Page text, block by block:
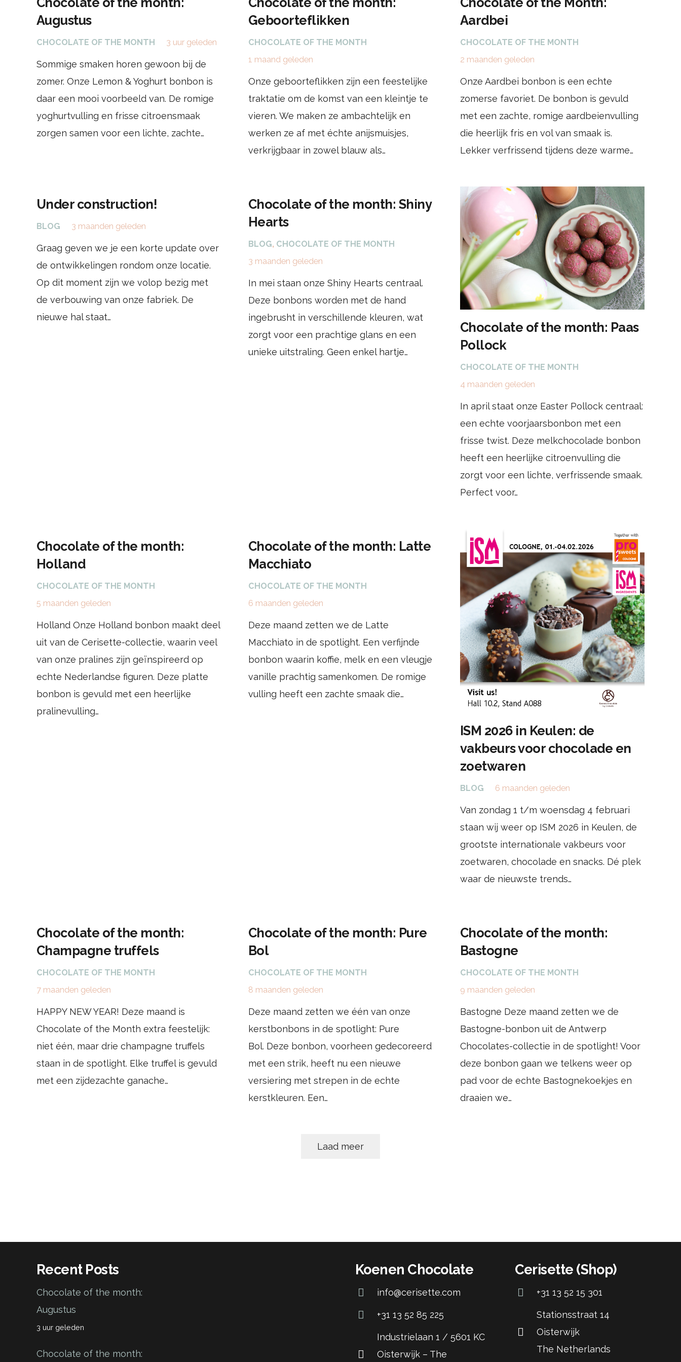
Augustus
CHOCOLATE OF THE MONTH 3 uur geleden
Sommige smaken horen gewoon bij de
zomer. Onze Lemon & Yoghurt bonbon is
daar een mooi voorbeeld van. De romige
yoghurtvulling en frisse citroensmaak
zorgen samen voor een lichte, zachte…
Geboorteflikken
CHOCOLATE OF THE MONTH
1 maand geleden
Onze geboorteflikken zijn een feestelijke
traktatie om de komst van een kleintje te
vieren. We maken ze ambachtelijk en
werken ze af met échte anijsmuisjes,
verkrijgbaar in zowel blauw als…
Aardbei
CHOCOLATE OF THE MONTH
2 maanden geleden
Onze Aardbei bonbon is een echte
zomerse favoriet. De bonbon is gevuld
met een zachte, romige aardbeienvulling
die heerlijk fris en vol van smaak is.
Lekker verfrissend tijdens deze warme…
Under construction!
BLOG 3 maanden geleden
Graag geven we je een korte update over
de ontwikkelingen rondom onze locatie.
Op dit moment zijn we volop bezig met
de verbouwing van onze fabriek. De
nieuwe hal staat…
Chocolate of the month: Shiny
Hearts
BLOG, CHOCOLATE OF THE MONTH
3 maanden geleden
In mei staan onze Shiny Hearts centraal.
Deze bonbons worden met de hand
ingebrusht in verschillende kleuren, wat
zorgt voor een prachtige glans en een
unieke uitstraling. Geen enkel hartje…
Chocolate of the month: Paas
Pollock
CHOCOLATE OF THE MONTH
4 maanden geleden
In april staat onze Easter Pollock centraal:
een echte voorjaarsbonbon met een
frisse twist. Deze melkchocolade bonbon
heeft een heerlijke citroenvulling die
zorgt voor een lichte, verfrissende smaak.
Perfect voor…
Chocolate of the month:
Holland
CHOCOLATE OF THE MONTH
5 maanden geleden
Holland Onze Holland bonbon maakt deel
uit van de Cerisette-collectie, waarin veel
van onze pralines zijn geïnspireerd op
echte Nederlandse figuren. Deze platte
bonbon is gevuld met een heerlijke
pralinevulling…
Chocolate of the month: Latte
Macchiato
CHOCOLATE OF THE MONTH
6 maanden geleden
Deze maand zetten we de Latte
Macchiato in de spotlight. Een verfijnde
bonbon waarin koffie, melk en een vleugje
vanille prachtig samenkomen. De romige
vulling heeft een zachte smaak die…
ISM 2026 in Keulen: de
vakbeurs voor chocolade en
zoetwaren
BLOG 6 maanden geleden
Van zondag 1 t/m woensdag 4 februari
staan wij weer op ISM 2026 in Keulen, de
grootste internationale vakbeurs voor
zoetwaren, chocolade en snacks. Dé plek
waar de nieuwste trends…
Chocolate of the month:
Champagne truffels
CHOCOLATE OF THE MONTH
7 maanden geleden
HAPPY NEW YEAR! Deze maand is
Chocolate of the Month extra feestelijk:
niet één, maar drie champagne truffels
staan in de spotlight. Elke truffel is gevuld
met een zijdezachte ganache…
Chocolate of the month: Pure
Bol
CHOCOLATE OF THE MONTH
8 maanden geleden
Deze maand zetten we één van onze
kerstbonbons in de spotlight: Pure
Bol. Deze bonbon, voorheen gedecoreerd
met een strik, heeft nu een nieuwe
versiering met strepen in de echte
kerstkleuren. Een…
Chocolate of the month:
Bastogne
CHOCOLATE OF THE MONTH
9 maanden geleden
Bastogne Deze maand zetten we de
Bastogne-bonbon uit de Antwerp
Chocolates-collectie in de spotlight! Voor
deze bonbon gaan we telkens weer op
pad voor de echte Bastognekoekjes en
draaien we…
Laad meer
Recent Posts
Chocolate of the month:
Augustus
3 uur geleden
Chocolate of the month:
Koenen Chocolate
info@cerisette.com
+31 13 52 85 225
Industrielaan 1 / 5601 KC
Oisterwijk – The
Cerisette (Shop)
+31 13 52 15 301
Stationsstraat 14
Oisterwijk
The Netherlands